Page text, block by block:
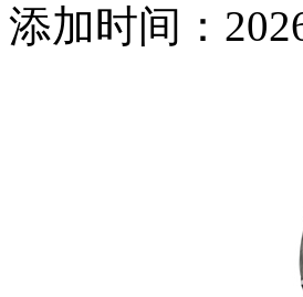
添加时间：